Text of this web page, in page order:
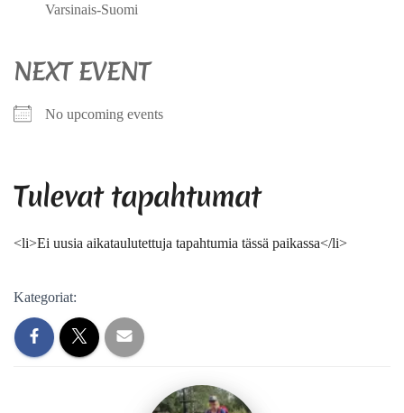
Varsinais-Suomi
NEXT EVENT
No upcoming events
Tulevat tapahtumat
<li>Ei uusia aikataulutettuja tapahtumia tässä paikassa</li>
Kategoriat: